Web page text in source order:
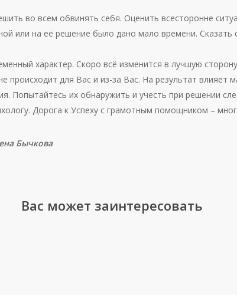
во всем обвинять себя. Оценить всесторонне
или на её решение было дано мало времени. Сказать
характер. Скоро всё изменится в лучшую
происходит для Вас и из-за Вас. На результат влияет
Попытайтесь их обнаружить и учесть при решении
Дорога к Успеху с грамотным помощником –
Бычкова
Вас может заинтересовать